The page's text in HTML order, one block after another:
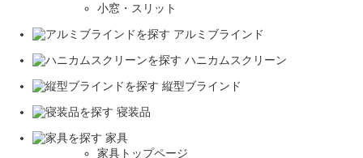
小窓・スリット
アルミブラインド
ハニカムスクリーン
縦型ブラインド
寝装品
家具
家具トップページ